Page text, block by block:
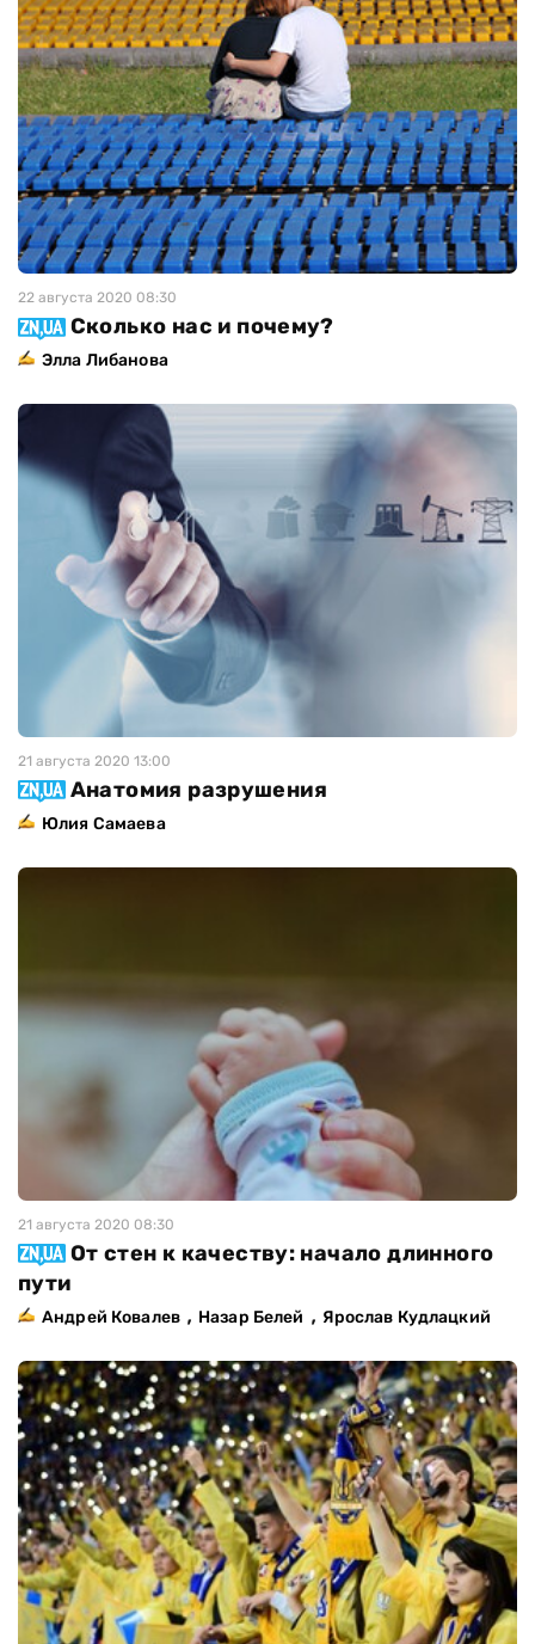
22 августа 2020 08:30
Сколько нас и почему?
Элла Либанова
21 августа 2020 13:00
Анатомия разрушения
Юлия Самаева
21 августа 2020 08:30
От стен к качеству: начало длинного
пути
Андрей Ковалев , Назар Белей , Ярослав Кудлацкий